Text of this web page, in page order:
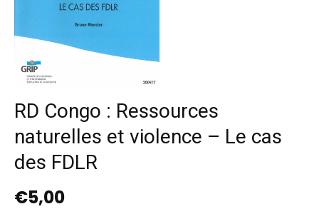
RD Congo : Ressources
naturelles et violence – Le cas
des FDLR
€5,00